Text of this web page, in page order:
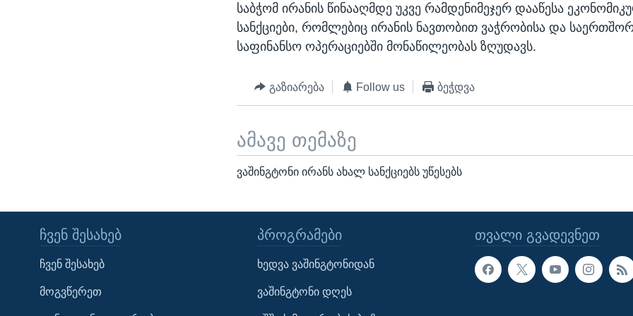
Learning English
ᲗᲕᲐᲚᲘ ᲒᲕᲐᲓᲔᲕᲜᲔᲗ
საბჭომ ირანის წინააღმდე უკვე რამდენიმეჯერ დააწესა
სანქციები, რომლებიც ირანის ნავთობით ვაჭრობისა და
საფინანსო ოპერაციებში მონაწილეობას ზღუდავს.
გაზიარება Follow us ბეჭდვა
ამავე თემაზე
ვაშინგტონი ირანს ახალ სანქციებს უწესებს
ᲗᲕᲐᲚᲘ ᲒᲕᲐᲓᲔᲕᲜᲔᲗ
ᲩᲕᲔᲜ ᲨᲔᲡᲐᲮᲔᲑ
ჩვენ შესახებ
მოგვწერეთ
ᲞᲠᲝᲒᲠᲐᲛᲔᲑᲘ
ხედვა ვაშინგტონიდან
ვაშინგტონი დღეს